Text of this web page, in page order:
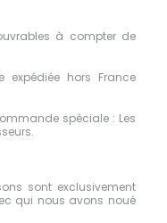
à compter de
expédiée hors France
spéciale : Les
sont exclusivement
qui nous avons noué